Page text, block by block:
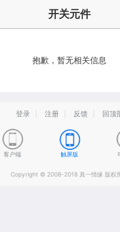
开关元件
抱歉，暂无相关信息
登录 注册 反馈 回顶
客户端 触屏版
Copyright © 2008-2018 真一情缘 版权